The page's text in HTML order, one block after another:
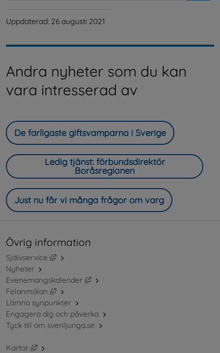
Uppdaterad: 26 augusti 2021
Andra nyheter som du kan
vara intresserad av
De farligaste giftsvamparna i Sverige
Ledig tjänst: förbundsdirektör
Boråsregionen
Just nu får vi många frågor om varg
Övrig information
Självservice
Länk till annan webbplats, öppnas i nytt fönster.
Nyheter
Evenemangskalender
Länk till annan webbplats, öppnas i
Felanmälan
Länk till annan webbplats, öppnas i nytt fönster.
Lämna synpunkter
Engagera dig och påverka
Tyck till om svenljunga.se
Kartor
Länk till annan webbplats, öppnas i nytt fönster.